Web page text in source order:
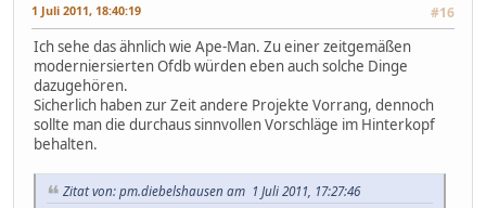
1 Juli 2011, 18:40:19 #16
Ich sehe das ähnlich wie Ape-Man. Zu einer zeitgemäßen
moderniersierten Ofdb würden eben auch solche Dinge
dazugehören.
Sicherlich haben zur Zeit andere Projekte Vorrang, dennoch
sollte man die durchaus sinnvollen Vorschläge im Hinterkopf
behalten.
Zitat von: pm.diebelshausen am 1 Juli 2011, 17:27:46